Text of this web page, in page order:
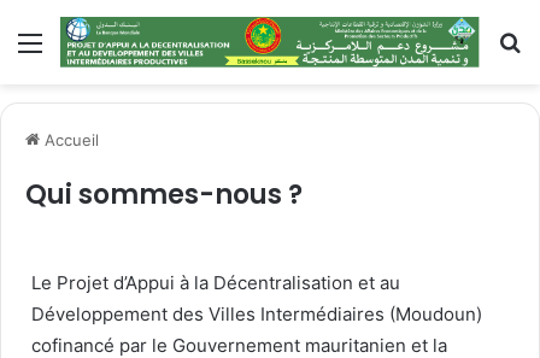
Accueil
Qui sommes-nous ?
Le Projet d’Appui à la Décentralisation et au
Développement des Villes Intermédiaires (Moudoun)
cofinancé par le Gouvernement mauritanien et la